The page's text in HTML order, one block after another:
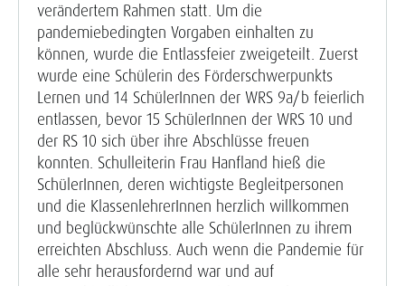
verändertem Rahmen statt. Um die
pandemiebedingten Vorgaben einhalten zu
können, wurde die Entlassfeier zweigeteilt. Zuerst
wurde eine Schülerin des Förderschwerpunkts
Lernen und 14 SchülerInnen der WRS 9a/b feierlich
entlassen, bevor 15 SchülerInnen der WRS 10 und
der RS 10 sich über ihre Abschlüsse freuen
konnten. Schulleiterin Frau Hanfland hieß die
SchülerInnen, deren wichtigste Begleitpersonen
und die KlassenlehrerInnen herzlich willkommen
und beglückwünschte alle SchülerInnen zu ihrem
erreichten Abschluss. Auch wenn die Pandemie für
alle sehr herausfordernd war und auf